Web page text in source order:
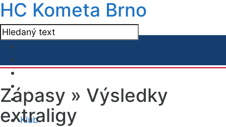
HC Kometa Brno
Klub
Zápasy » Výsledky
extraligy